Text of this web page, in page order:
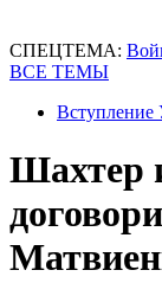
СПЕЦТЕМА:
ВСЕ ТЕМЫ
Шахтер